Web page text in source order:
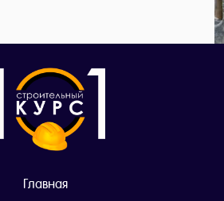
Главная